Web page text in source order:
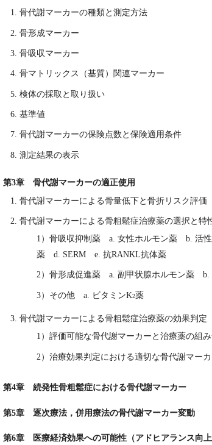
骨代謝マーカーの種類と測定方法
骨形成マーカー
骨吸収マーカー
骨マトリックス（基質）関連マーカー
検体の採取と取り扱い
基準値
骨代謝マーカーの保険点数と保険適用条件
測定結果の表示
第3章 骨代謝マーカーの適正使用
骨代謝マーカーによる骨量低下と骨折リスク評価
骨代謝マーカーによる骨粗鬆症治療薬の選択と特
1）骨吸収抑制薬 a. 女性ホルモン薬 b. 活
薬 d. SERM e. 抗RANKL抗体薬
2）骨形成促進薬 a. 副甲状腺ホルモン薬 b.
3）その他 a. ビタミンK2薬
骨代謝マーカーによる骨粗鬆症治療薬の効果判定
1）評価可能な骨代謝マーカーと治療薬の組
2）治療効果判定における適切な骨代謝マー
第4章 続発性骨粗鬆症における骨代謝マーカー
第5章 逐次療法，併用療法の骨代謝マーカー変動
第6章 医療経済効果への可能性（アドヒアランス向